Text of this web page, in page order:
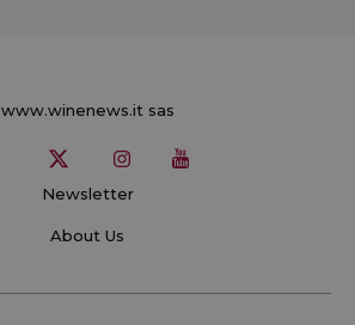
www.winenews.it sas
Newsletter
About Us